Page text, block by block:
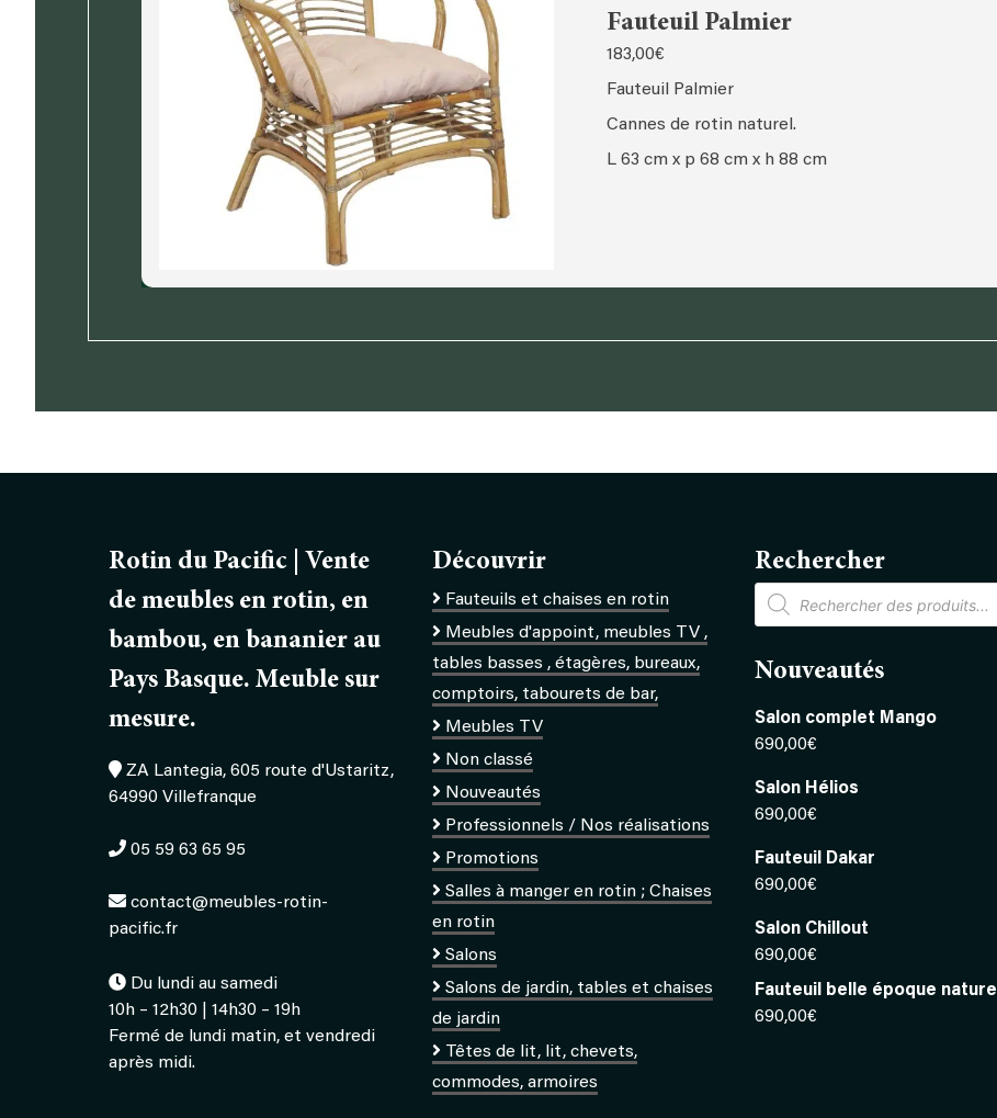
Fauteuil Palmier
183,00€
Fauteuil Palmier
Cannes de rotin naturel.
L 63 cm x p 68 cm x h 88 cm
Rotin du Pacific | Vente
de meubles en rotin, en
bambou, en bananier au
Pays Basque. Meuble sur
mesure.
ZA Lantegia, 605 route d'Ustaritz,
64990 Villefranque
05 59 63 65 95
contact@meubles-rotin-
pacific.fr
Du lundi au samedi
10h – 12h30 | 14h30 – 19h
Fermé de lundi matin, et vendredi
après midi.
Découvrir
Fauteuils et chaises en rotin
Meubles d'appoint, meubles TV ,
tables basses , étagères, bureaux,
comptoirs, tabourets de bar,
Meubles TV
Non classé
Nouveautés
Professionnels / Nos réalisations
Promotions
Salles à manger en rotin ; Chaises
en rotin
Salons
Salons de jardin, tables et chaises
de jardin
Têtes de lit, lit, chevets,
commodes, armoires
Rechercher
Recherche
de
produits
Nouveautés
Salon complet Mango
690,00€
Salon Hélios
690,00€
Fauteuil Dakar
690,00€
Salon Chillout
690,00€
Fauteuil belle époque naturel
690,00€